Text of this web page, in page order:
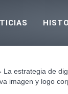
La estrategia de
imagen y logo